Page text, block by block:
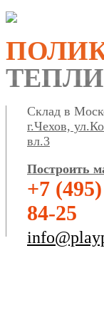
Склад в
г.Чехов,
вл.3
Построить
+7
84-25